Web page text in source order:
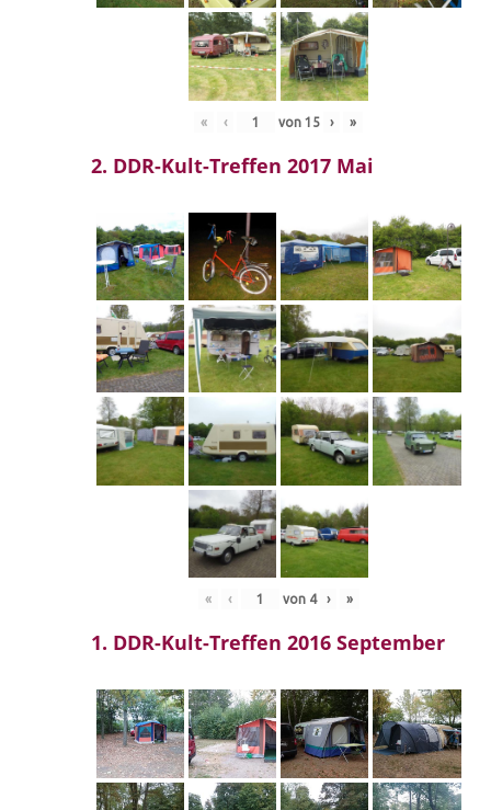
« ‹ von 15 › »
2. DDR-Kult-Treffen 2017 Mai
« ‹ von 4 › »
1. DDR-Kult-Treffen 2016 September